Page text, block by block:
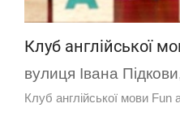
Клуб англійської
вулиця Івана
Клуб англійської мови Fun